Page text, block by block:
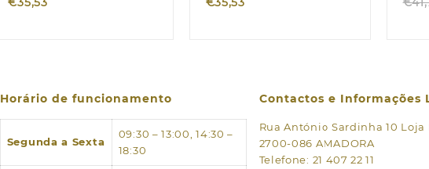
Horário de funcionamento
Segunda a Sexta
09:30 – 13:00, 14:30 –
18:30
Contactos e Informações
Rua António Sardinha 10 Loja
2700-086 AMADORA
Telefone: 21 407 22 11